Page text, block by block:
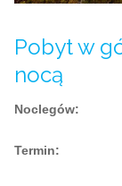
Pobyt w
nocą
Noclegów:
Termin: